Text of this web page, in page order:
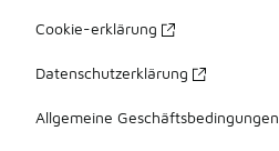
Cookie-erklärung
Datenschutzerklärung
Allgemeine Geschäftsbedingungen